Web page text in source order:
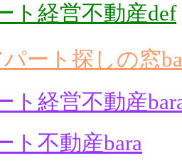
ト経営不動産def
パート探しの窓
ト経営不動産
ト不動産bara